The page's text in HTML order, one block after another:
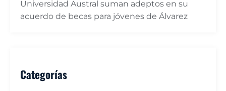
Universidad Austral suman adeptos en su
acuerdo de becas para jóvenes de Álvarez
Categorías